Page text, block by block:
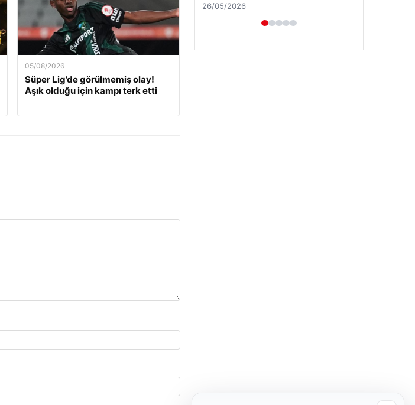
05/08/2026
Süper Lig’de görülmemiş olay!
Aşık olduğu için kampı terk etti
28/04/2026